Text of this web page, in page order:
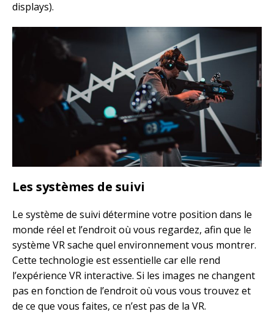
displays).
Les systèmes de suivi
Le système de suivi détermine votre position dans le
monde réel et l’endroit où vous regardez, afin que le
système VR sache quel environnement vous montrer.
Cette technologie est essentielle car elle rend
l’expérience VR interactive. Si les images ne changent
pas en fonction de l’endroit où vous vous trouvez et
de ce que vous faites, ce n’est pas de la VR.